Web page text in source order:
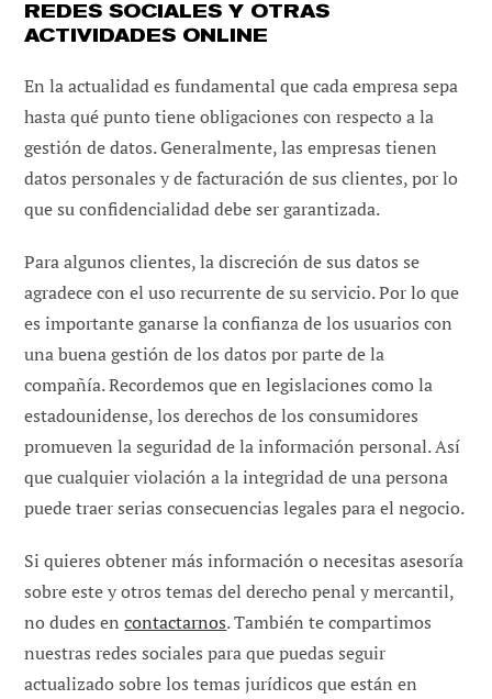
REDES SOCIALES Y OTRAS
ACTIVIDADES ONLINE
En la actualidad es fundamental que cada empresa sepa
hasta qué punto tiene obligaciones con respecto a la
gestión de datos. Generalmente, las empresas tienen
datos personales y de facturación de sus clientes, por lo
que su confidencialidad debe ser garantizada.
Para algunos clientes, la discreción de sus datos se
agradece con el uso recurrente de su servicio. Por lo que
es importante ganarse la confianza de los usuarios con
una buena gestión de los datos por parte de la
compañía. Recordemos que en legislaciones como la
estadounidense, los derechos de los consumidores
promueven la seguridad de la información personal. Así
que cualquier violación a la integridad de una persona
puede traer serias consecuencias legales para el negocio.
Si quieres obtener más información o necesitas asesoría
sobre este y otros temas del derecho penal y mercantil,
no dudes encontactarnos. También te compartimos
nuestras redes sociales para que puedas seguir
actualizado sobre los temas jurídicos que están en